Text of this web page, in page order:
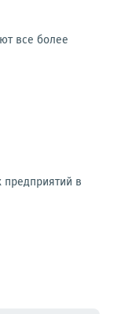
все более
в